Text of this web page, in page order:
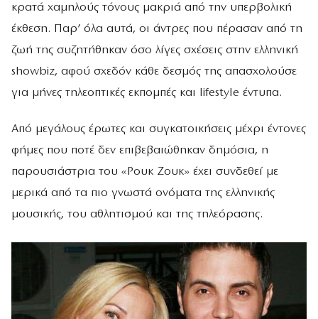
κρατά χαμηλούς τόνους μακριά από την υπερβολική
έκθεση. Παρ’ όλα αυτά, οι άντρες που πέρασαν από τη
ζωή της συζητήθηκαν όσο λίγες σχέσεις στην ελληνική
showbiz, αφού σχεδόν κάθε δεσμός της απασχολούσε
για μήνες τηλεοπτικές εκπομπές και lifestyle έντυπα.
Από μεγάλους έρωτες και συγκατοικήσεις μέχρι έντονες
φήμες που ποτέ δεν επιβεβαιώθηκαν δημόσια, η
παρουσιάστρια του «Ρουκ Ζουκ» έχει συνδεθεί με
μερικά από τα πιο γνωστά ονόματα της ελληνικής
μουσικής, του αθλητισμού και της τηλεόρασης.